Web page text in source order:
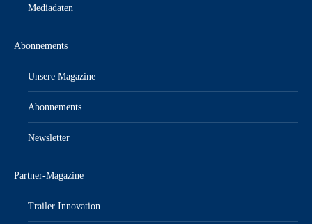
Mediadaten
Abonnements
Unsere Magazine
Abonnements
Newsletter
Partner-Magazine
Trailer Innovation